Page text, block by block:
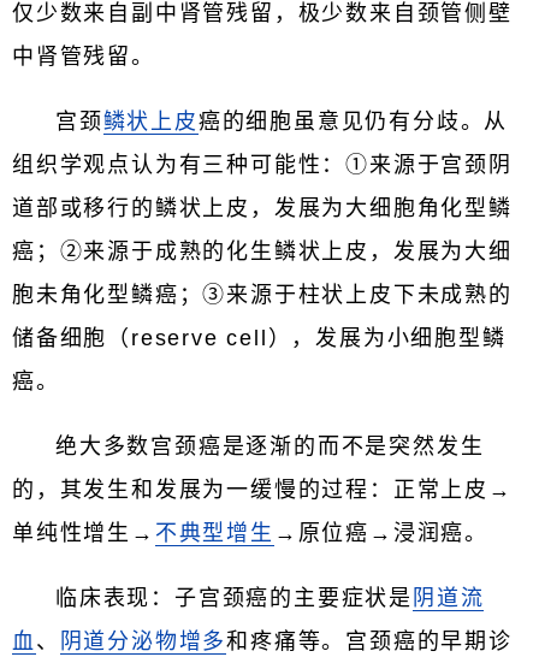
仅少数来自副中肾管残留，极少数来自颈管侧壁
中肾管残留。
宫颈鳞状上皮癌的细胞虽意见仍有分歧。从
组织学观点认为有三种可能性：①来源于宫颈阴
道部或移行的鳞状上皮，发展为大细胞角化型鳞
癌；②来源于成熟的化生鳞状上皮，发展为大细
胞未角化型鳞癌；③来源于柱状上皮下未成熟的
储备细胞（reserve cell），发展为小细胞型鳞
癌。
绝大多数宫颈癌是逐渐的而不是突然发生
的，其发生和发展为一缓慢的过程：正常上皮→
单纯性增生→ 不典型增生 →原位癌→浸润癌。
临床表现：子宫颈癌的主要症状是 阴道流
血、 阴道分泌物增多和疼痛等。宫颈癌的早期诊